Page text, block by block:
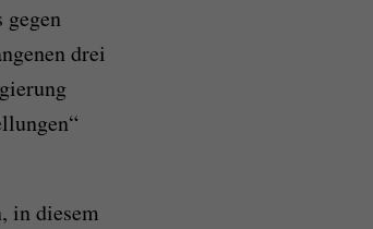
gegen
drei
in diesem